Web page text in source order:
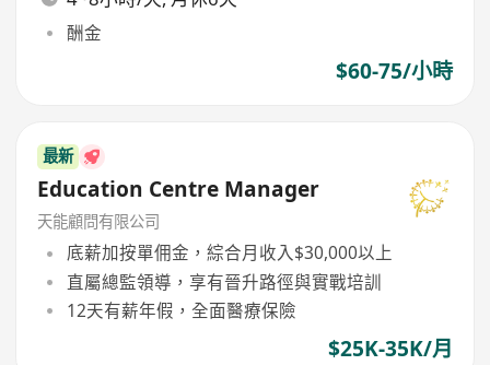
酬金
$60-75/小時
最新
Education Centre Manager
天能顧問有限公司
底薪加按單佣金，綜合月收入$30,000以上
直屬總監領導，享有晉升路徑與實戰培訓
12天有薪年假，全面醫療保險
$25K-35K/月